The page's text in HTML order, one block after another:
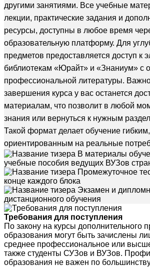
другими занятиями. Все учебные
лекции, практические задания и
ресурсы, доступны в любое время
образовательную платформу. Для
предметов предоставляется доступ к
библиотекам «Юрайт» и «Знаниум» с
профессиональной литературы.
завершения курса у вас останется
материалам, что позволит в любой
знания или вернуться к нужным
Такой формат делает обучение
ориентированным на реальные
В материалы
учебные пособия ведущих ВУЗов
Промежуточное
конце каждого блока
Экзамен и
дистанционного обучения
Требования для поступления
По закону на курсы дополнительного
образования могут быть зачислены
среднее профессиональное или
также студенты СУЗов и ВУЗов.
образования не важен по